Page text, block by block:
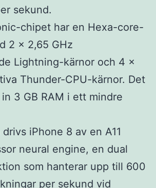
sekund.
chipet har en Hexa-core-
2 x 2,65 GHz
Lightning-kärnor och 4 x
Thunder-CPU-kärnor. Det
3 GB RAM i ett mindre
iPhone 8 av en A11
neural engine, en dual
som hanterar upp till 600
per sekund vid